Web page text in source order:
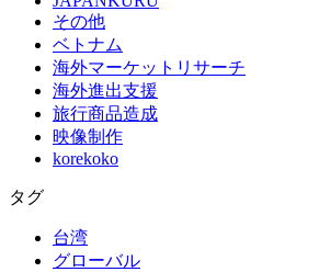
その他
ベトナム
海外マーケットリサーチ
海外進出支援
旅行商品造成
映像制作
korekoko
タグ
台湾
グローバル